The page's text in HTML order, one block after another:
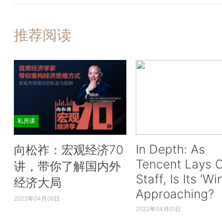
推荐阅读
私房课
向松祚：宏观经济70
讲，带你了解国内外
经济大局
2022年04月06日
In Depth: As
Tencent Lays
Staff, Is Its
Approaching?
2022年04月01日